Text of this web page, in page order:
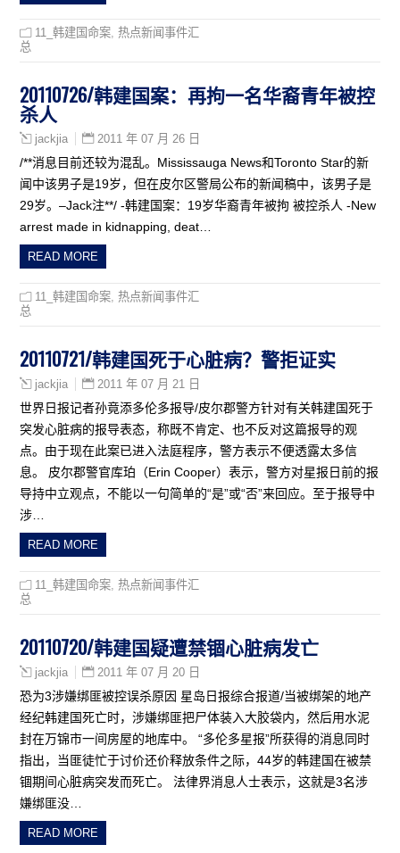
11_韩建国命案 ,热点新闻事件汇
总
20110726/韩建国案：再拘一名华裔青年被控
杀人
jackjia 2011 年 07 月 26 日
/**消息目前还较为混乱。Mississauga News和Toronto Star的新
闻中该男子是19岁，但在皮尔区警局公布的新闻稿中，该男子是
29岁。–Jack注**/ -韩建国案：19岁华裔青年被拘 被控杀人 -New
arrest made in kidnapping, deat…
READ MORE
11_韩建国命案 ,热点新闻事件汇
总
20110721/韩建国死于心脏病？警拒证实
jackjia 2011 年 07 月 21 日
世界日报记者孙竟添多伦多报导/皮尔郡警方针对有关韩建国死于
突发心脏病的报导表态，称既不肯定、也不反对这篇报导的观
点。由于现在此案已进入法庭程序，警方表示不便透露太多信
息。 皮尔郡警官库珀（Erin Cooper）表示，警方对星报日前的报
导持中立观点，不能以一句简单的“是”或“否”来回应。至于报导中
涉…
READ MORE
11_韩建国命案 ,热点新闻事件汇
总
20110720/韩建国疑遭禁锢心脏病发亡
jackjia 2011 年 07 月 20 日
恐为3涉嫌绑匪被控误杀原因 星岛日报综合报道/当被绑架的地产
经纪韩建国死亡时，涉嫌绑匪把尸体装入大胶袋内，然后用水泥
封在万锦市一间房屋的地库中。 “多伦多星报”所获得的消息同时
指出，当匪徒忙于讨价还价释放条件之际，44岁的韩建国在被禁
锢期间心脏病突发而死亡。 法律界消息人士表示，这就是3名涉
嫌绑匪没…
READ MORE